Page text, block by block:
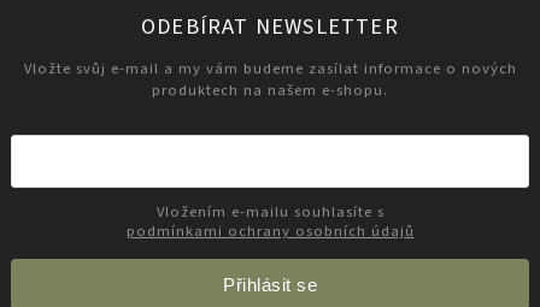
ODEBÍRAT NEWSLETTER
Vložte svůj e-mail a my vám budeme zasílat informace o nových
produktech na našem e-shopu.
podmínkami ochrany osobních údajů
Přihlásit se